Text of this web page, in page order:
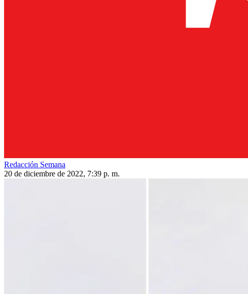
Redacción Semana
20 de diciembre de 2022, 7:39 p. m.